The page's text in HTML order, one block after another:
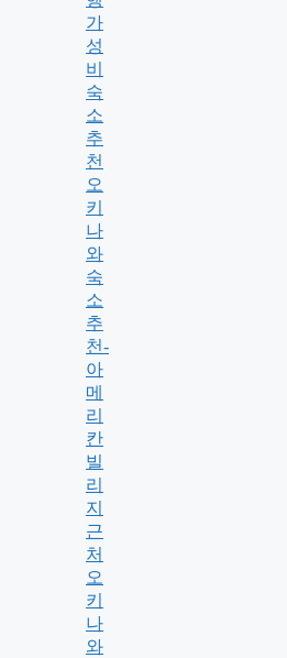
가
성
비
숙
소
추
천
오
키
나
와
숙
소
추
천-
아
메
리
칸
빌
리
지
근
처
오
키
나
와